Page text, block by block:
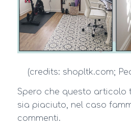
(credits: shopltk.com;
Spero che questo articolo
sia piaciuto, nel caso
commenti.